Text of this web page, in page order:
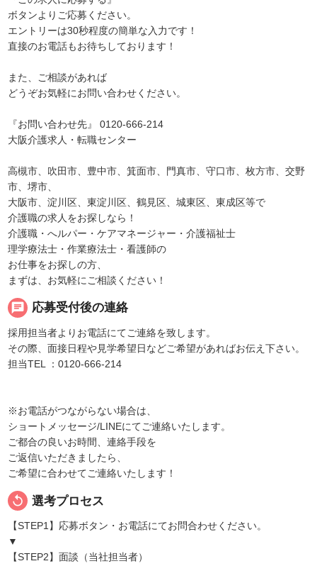
ボタンよりご応募ください。
エントリーは30秒程度の簡単な入力です！
直接のお電話もお待ちしております！
また、ご相談があれば
どうぞお気軽にお問い合わせください。
『お問い合わせ先』 0120-666-214
大阪介護求人・転職センター
高槻市、吹田市、豊中市、箕面市、門真市、守口市、枚方市、交野
市、堺市、
大阪市、淀川区、東淀川区、鶴見区、城東区、東成区等で
介護職の求人をお探しなら！
介護職・へルパー・ケアマネージャー・介護福祉士
理学療法士・作業療法士・看護師の
お仕事をお探しの方、
まずは、お気軽にご相談ください！
chat 応募受付後の連絡
採用担当者よりお電話にてご連絡を致します。
その際、面接日程や見学希望日などご希望があればお伝え下さい。
担当TEL ：0120-666-214
※お電話がつながらない場合は、
ショートメッセージ/LINEにてご連絡いたします。
ご都合の良いお時間、連絡手段を
ご返信いただきましたら、
ご希望に合わせてご連絡いたします！
replay 選考プロセス
【STEP1】応募ボタン・お電話にてお問合わせください。
▼
【STEP2】面談（当社担当者）